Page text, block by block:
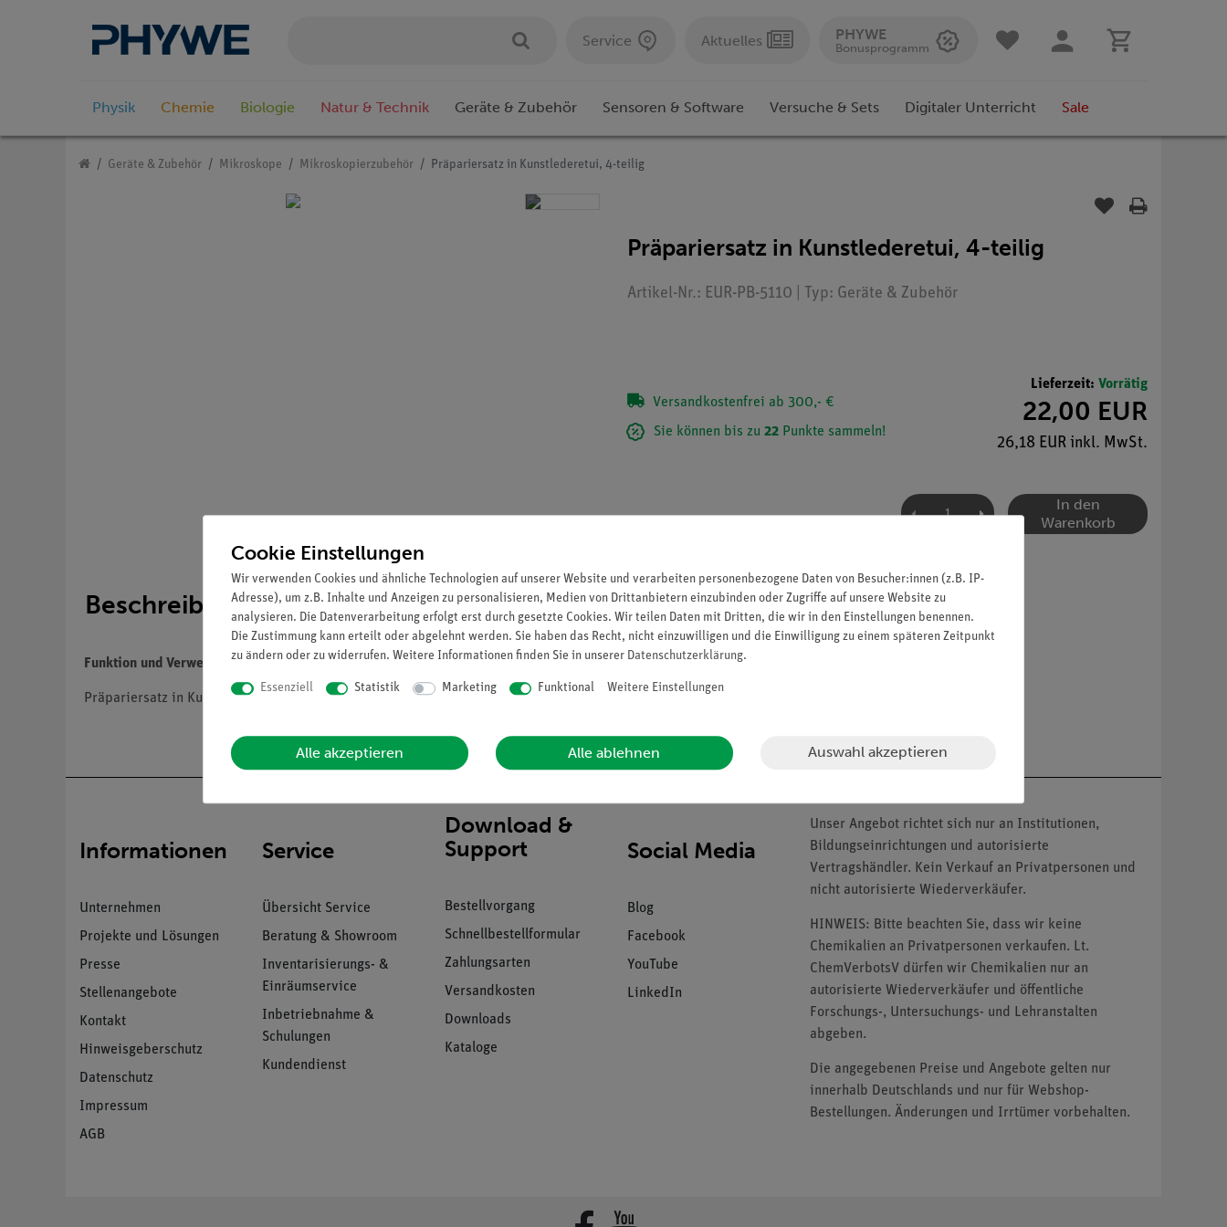
Service Aktuelles PHYWE
Bonusprogramm
Physik Chemie Biologie Natur & Technik Geräte & Zubehör Sensoren & Software Versuche & Sets Digitaler Unterricht Sale
Geräte & Zubehör Mikroskope Mikroskopierzubehör Präpariersatz in Kunstlederetui, 4-teilig
Präpariersatz in Kunstlederetui, 4-teilig
Artikel-Nr.: EUR-PB-5110 | Typ: Geräte & Zubehör
Versandkostenfrei ab 300,- €
Sie können bis zu 22 Punkte sammeln!
Lieferzeit: Vorrätig
22,00 EUR
26,18 EUR inkl. MwSt.
In den
Warenkorb
Beschreibung
Funktion und Verwendung
Präpariersatz in Kunstlederetui mit mikroskopischer Pinzette, Mikroskopierschere, Skalpell und Präpariernadel
Informationen
Unternehmen
Projekte und Lösungen
Presse
Stellenangebote
Kontakt
Hinweisgeberschutz
Datenschutz
Impressum
AGB
Service
Übersicht Service
Beratung & Showroom
Inventarisierungs- &
Einräumservice
Inbetriebnahme &
Schulungen
Kundendienst
Download &
Support
Bestellvorgang
Schnellbestellformular
Zahlungsarten
Versandkosten
Downloads
Kataloge
Social Media
Blog
Facebook
YouTube
LinkedIn
Unser Angebot richtet sich nur an Institutionen,
Bildungseinrichtungen und autorisierte
Vertragshändler. Kein Verkauf an Privatpersonen und
nicht autorisierte Wiederverkäufer.
HINWEIS: Bitte beachten Sie, dass wir keine
Chemikalien an Privatpersonen verkaufen. Lt.
ChemVerbotsV dürfen wir Chemikalien nur an
autorisierte Wiederverkäufer und öffentliche
Forschungs-, Untersuchungs- und Lehranstalten
abgeben.
Die angegebenen Preise und Angebote gelten nur
innerhalb Deutschlands und nur für Webshop-
Bestellungen. Änderungen und Irrtümer vorbehalten.
Cookie Einstellungen
Wir verwenden Cookies und ähnliche Technologien auf unserer Website und verarbeiten personenbezogene Daten von Besucher:innen (z.B. IP-
Adresse), um z.B. Inhalte und Anzeigen zu personalisieren, Medien von Drittanbietern einzubinden oder Zugriffe auf unsere Website zu
analysieren. Die Datenverarbeitung erfolgt erst durch gesetzte Cookies. Wir teilen Daten mit Dritten, die wir in den Einstellungen benennen.
Die Zustimmung kann erteilt oder abgelehnt werden. Sie haben das Recht, nicht einzuwilligen und die Einwilligung zu einem späteren Zeitpunkt
zu ändern oder zu widerrufen. Weitere Informationen finden Sie in unserer Daten­schutz­erklärung.
Essenziell Statistik Marketing Funktional Weitere Einstellungen
Alle akzeptieren Alle ablehnen Auswahl akzeptieren